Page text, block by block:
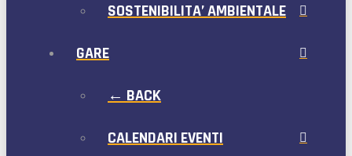
SOSTENIBILITA’ AMBIENTALE
GARE
← BACK
CALENDARI EVENTI